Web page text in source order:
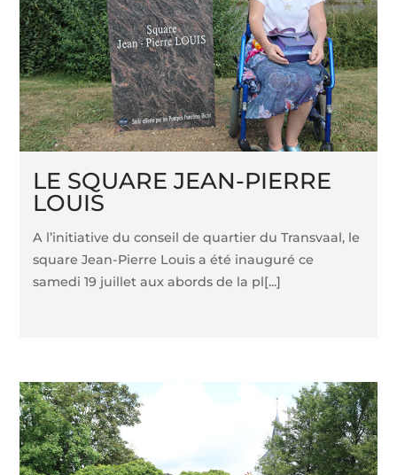
LE SQUARE JEAN-PIERRE
LOUIS
A l’initiative du conseil de quartier du Transvaal, le
square Jean-Pierre Louis a été inauguré ce
samedi 19 juillet aux abords de la pl[...]